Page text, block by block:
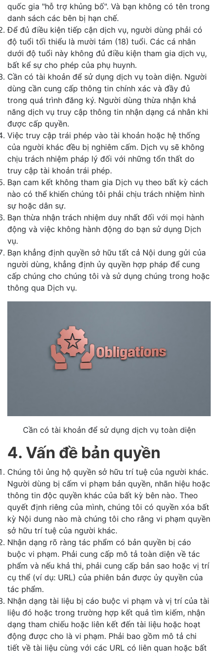
quốc gia "hỗ trợ khủng bố". Và bạn không có tên trong
danh sách các bên bị hạn chế.
Để đủ điều kiện tiếp cận dịch vụ, người dùng phải có
độ tuổi tối thiểu là mười tám (18) tuổi. Các cá nhân
dưới độ tuổi này không đủ điều kiện tham gia dịch vụ,
bất kể sự cho phép của phụ huynh.
Cần có tài khoản để sử dụng dịch vụ toàn diện. Người
dùng cần cung cấp thông tin chính xác và đầy đủ
trong quá trình đăng ký. Người dùng thừa nhận khả
năng dịch vụ truy cập thông tin nhận dạng cá nhân khi
được cấp quyền.
Việc truy cập trái phép vào tài khoản hoặc hệ thống
của người khác đều bị nghiêm cấm. Dịch vụ sẽ không
chịu trách nhiệm pháp lý đối với những tổn thất do
truy cập tài khoản trái phép.
Bạn cam kết không tham gia Dịch vụ theo bất kỳ cách
nào có thể khiến chúng tôi phải chịu trách nhiệm hình
sự hoặc dân sự.
Bạn thừa nhận trách nhiệm duy nhất đối với mọi hành
động và việc không hành động do bạn sử dụng Dịch
vụ.
Bạn khẳng định quyền sở hữu tất cả Nội dung gửi của
người dùng, khẳng định ủy quyền hợp pháp để cung
cấp chúng cho chúng tôi và sử dụng chúng trong hoặc
thông qua Dịch vụ.
Cần có tài khoản để sử dụng dịch vụ toàn diện
4. Vấn đề bản quyền
Chúng tôi ủng hộ quyền sở hữu trí tuệ của người khác.
Người dùng bị cấm vi phạm bản quyền, nhãn hiệu hoặc
thông tin độc quyền khác của bất kỳ bên nào. Theo
quyết định riêng của mình, chúng tôi có quyền xóa bất
kỳ Nội dung nào mà chúng tôi cho rằng vi phạm quyền
sở hữu trí tuệ của người khác.
Nhận dạng rõ ràng tác phẩm có bản quyền bị cáo
buộc vi phạm. Phải cung cấp mô tả toàn diện về tác
phẩm và nếu khả thi, phải cung cấp bản sao hoặc vị trí
cụ thể (ví dụ: URL) của phiên bản được ủy quyền của
tác phẩm.
Nhận dạng tài liệu bị cáo buộc vi phạm và vị trí của tài
liệu đó hoặc trong trường hợp kết quả tìm kiếm, nhận
dạng tham chiếu hoặc liên kết đến tài liệu hoặc hoạt
động được cho là vi phạm. Phải bao gồm mô tả chi
tiết về tài liệu cùng với các URL có liên quan hoặc bất